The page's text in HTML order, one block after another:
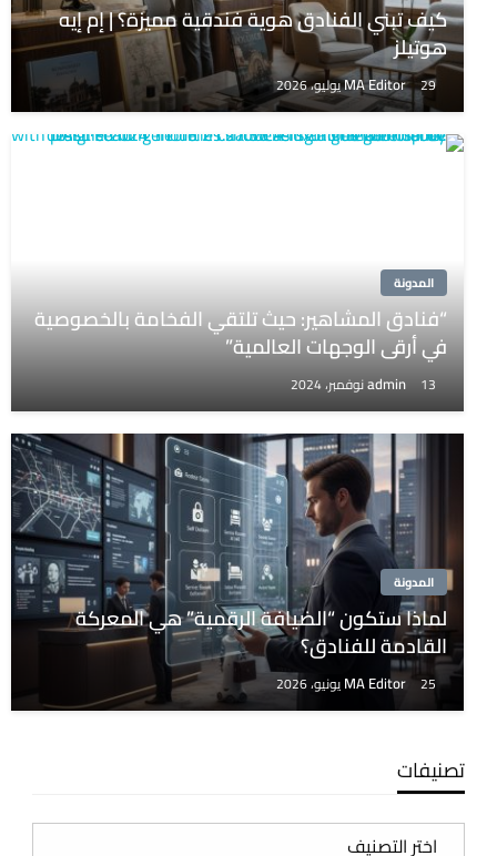
كيف تبني الفنادق هوية فندقية مميزة؟ | إم إيه
هوتيلز
MA Editor 29 يوليو، 2026
المدونة
“فنادق المشاهير: حيث تلتقي الفخامة بالخصوصية
في أرقى الوجهات العالمية”
admin 13 نوفمبر، 2024
المدونة
لماذا ستكون “الضيافة الرقمية” هي المعركة
القادمة للفنادق؟
MA Editor 25 يونيو، 2026
تصنيفات
تصنيفات